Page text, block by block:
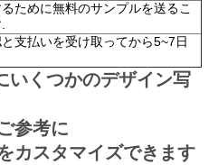
ために無料のサンプルを送るこ
支払いを受け取ってから5~7日
いくつかのデザイン写
参考に
カスタマイズできます